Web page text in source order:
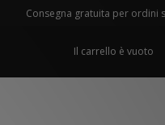
Consegna gratuita per ordini
Il carrello è vuoto